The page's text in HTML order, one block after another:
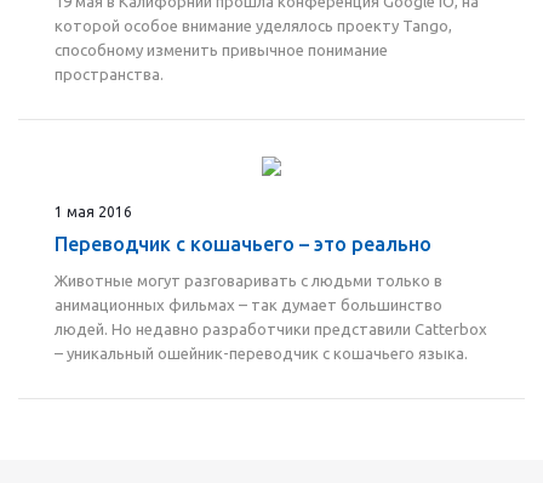
которой особое внимание уделялось проекту Tango,
способному изменить привычное понимание
пространства.
1 мая 2016
Переводчик с кошачьего – это реально
Животные могут разговаривать с людьми только в
анимационных фильмах – так думает большинство
людей. Но недавно разработчики представили Catterbox
– уникальный ошейник-переводчик с кошачьего языка.